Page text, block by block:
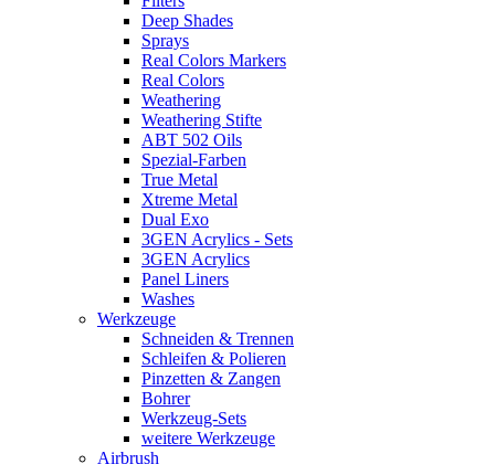
Deep Shades
Sprays
Real Colors Markers
Real Colors
Weathering
Weathering Stifte
ABT 502 Oils
Spezial-Farben
True Metal
Xtreme Metal
Dual Exo
3GEN Acrylics - Sets
3GEN Acrylics
Panel Liners
Washes
Werkzeuge
Schneiden & Trennen
Schleifen & Polieren
Pinzetten & Zangen
Bohrer
Werkzeug-Sets
weitere Werkzeuge
Airbrush